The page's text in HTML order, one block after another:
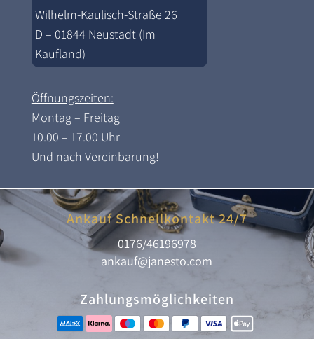
Wilhelm-Kaulisch-Straße 26
D – 01844 Neustadt (Im
Kaufland)
Öffnungszeiten:
Montag – Freitag
10.00 – 17.00 Uhr
Und nach Vereinbarung!
Ankauf Schnellkontakt 24/7
0176/46196978
ankauf@janesto.com
Zahlungsmöglichkeiten